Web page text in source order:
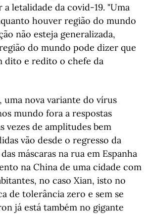
letalidade da covid-19. "Uma
houver região do mundo
não esteja generalizada,
do mundo pode dizer que
dito e redito o chefe da
uma nova variante do vírus
mundo fora a respostas
vezes de amplitudes bem
vão desde o regresso da
máscaras na rua em Espanha
na China de uma cidade com
no caso Xian, isto no
de tolerância zero e sem se
já está também no gigante